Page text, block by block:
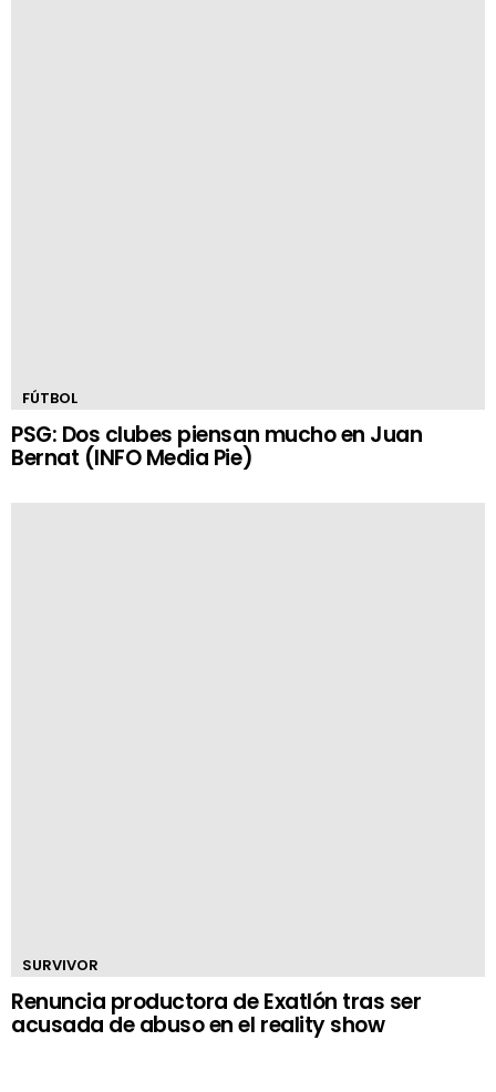
FÚTBOL
PSG: Dos clubes piensan mucho en Juan
Bernat (INFO Media Pie)
SURVIVOR
Renuncia productora de Exatlón tras ser
acusada de abuso en el reality show